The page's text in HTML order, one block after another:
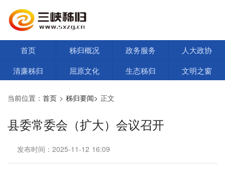
首页 秭归概况 政务服务
人大政协
清廉秭归
屈原文化 生态秭归 文明之窗
当前位置： 首页 > 秭归要闻> 正文
县委常委会（扩大）会议召开
发布时间：2025-11-12 16:09